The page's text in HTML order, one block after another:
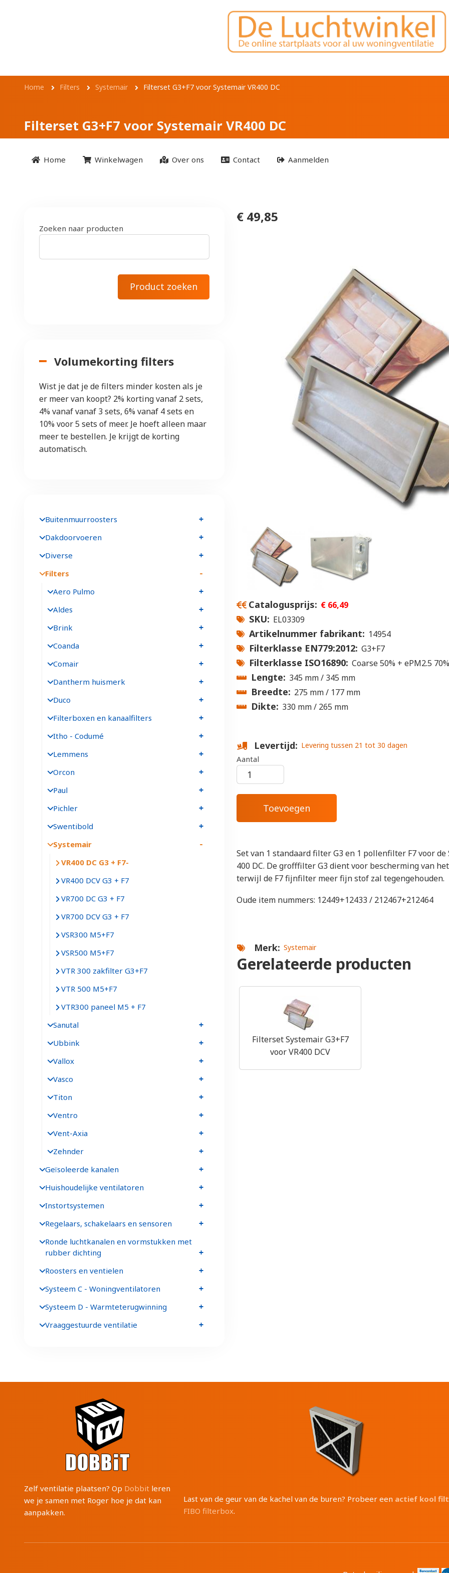
Filterset G3+F7 voor Systemair VR400
Kruimelpad
Home Filters Systemair Filterset G3+F7 voor Systemair VR400 DC
Filterset G3+F7 voor Systemair VR400 DC
Home Winkelwagen Over ons Contact Aanmelden
€ 49,85
Catalogusprijs € 66,49
SKU EL03309
Artikelnummer fabrikant 14954
Filterklasse EN779:2012 G3+F7
Filterklasse ISO16890 Coarse 50% + ePM2.5 70%
Lengte 345 mm 345 mm
Breedte 275 mm 177 mm
Dikte 330 mm 265 mm
Levertijd Levering tussen 21 tot 30 dagen
Aantal
Set van 1 standaard filter G3 en 1 pollenfilter F7 voor de
400 DC. De grofffilter G3 dient voor bescherming van
terwijl de F7 fijnfilter meer fijn stof zal tegengehouden.
Oude item nummers: 12449+12433 / 212467+212464
Merk Systemair
Gerelateerde producten
Filterset Systemair G3+F7
voor VR400 DCV
Zoeken naar producten
Volumekorting filters
Wist je dat je de filters minder kosten als je
er meer van koopt? 2% korting vanaf 2 sets,
4% vanaf vanaf 3 sets, 6% vanaf 4 sets en
10% voor 5 sets of meer. Je hoeft alleen maar
meer te bestellen. Je krijgt de korting
automatisch.
Buitenmuurroosters
Dakdoorvoeren
Diverse
Filters
Aero Pulmo
Aldes
Brink
Coanda
Comair
Dantherm huismerk
Duco
Filterboxen en kanaalfilters
Itho - Codumé
Lemmens
Orcon
Paul
Pichler
Swentibold
Systemair
VR400 DC G3 + F7
VR400 DCV G3 + F7
VR700 DC G3 + F7
VR700 DCV G3 + F7
VSR300 M5+F7
VSR500 M5+F7
VTR 300 zakfilter G3+F7
VTR 500 M5+F7
VTR300 paneel M5 + F7
Sanutal
Ubbink
Vallox
Vasco
Titon
Ventro
Vent-Axia
Zehnder
Geïsoleerde kanalen
Huishoudelijke ventilatoren
Instortsystemen
Regelaars, schakelaars en sensoren
Ronde luchtkanalen en vormstukken met
rubber dichting
Roosters en ventielen
Systeem C - Woningventilatoren
Systeem D - Warmteterugwinning
Vraaggestuurde ventilatie
Zelf ventilatie plaatsen? Op Dobbit leren
we je samen met Roger hoe je dat kan
aanpakken.
Last van de geur van de kachel van de buren? Probeer een actief kool
FIBO filterbox.